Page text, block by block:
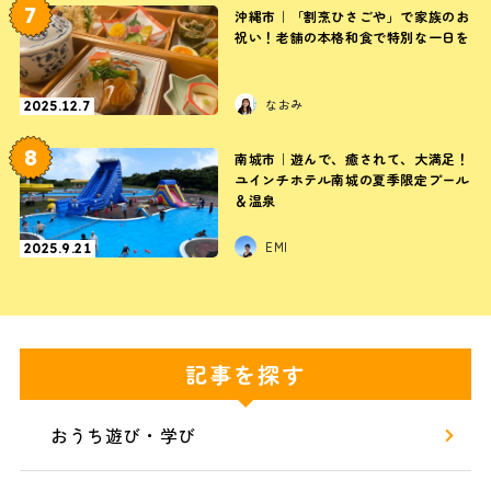
7
2025.12.7
沖縄市｜「割烹ひさごや」で家族のお
祝い！老舗の本格和食で特別な一日を
なおみ
8
2025.9.21
南城市｜遊んで、癒されて、大満足！
ユインチホテル南城の夏季限定プール
＆温泉
EMI
記事を探す
おうち遊び・学び